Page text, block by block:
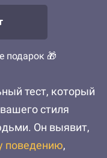
подарок 🎁
тест, который
стиля
Он выявит,
поведению,